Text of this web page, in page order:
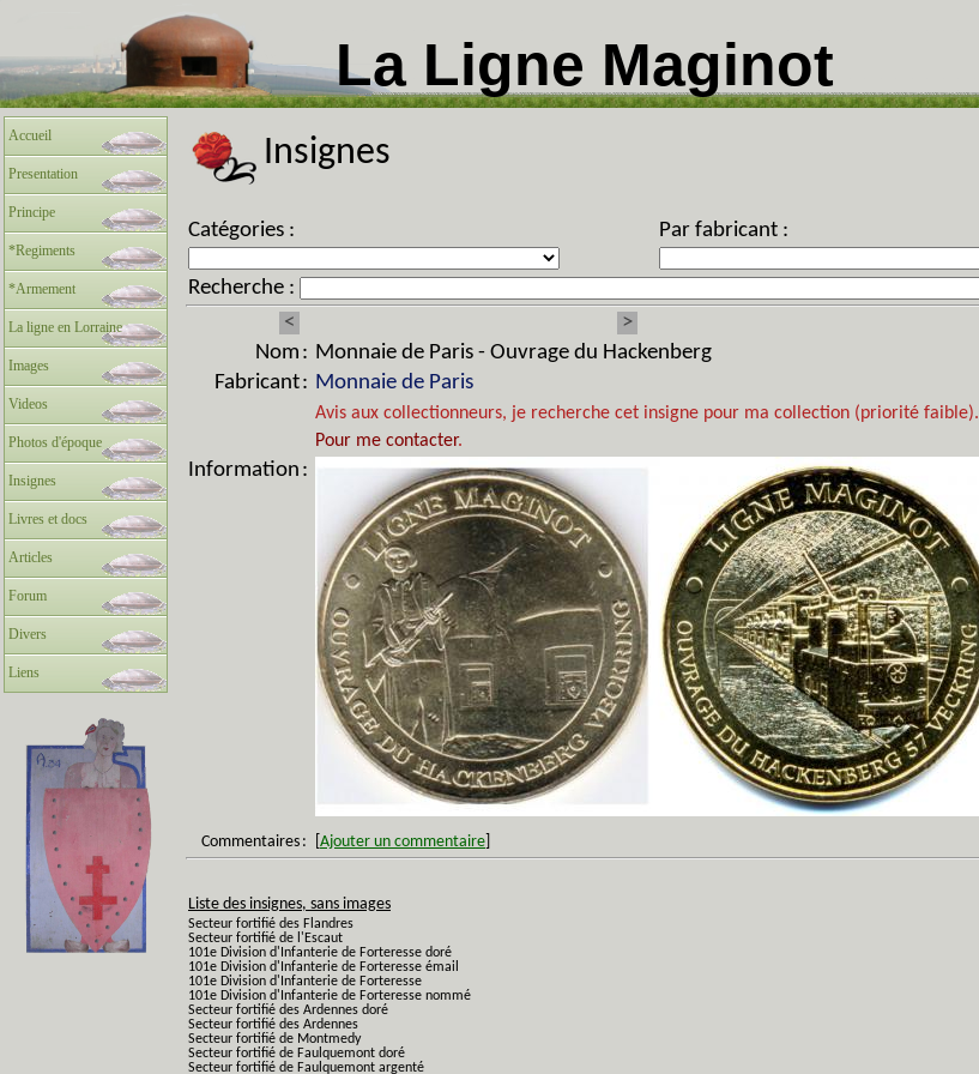
La Ligne Maginot
Accueil
Presentation
Principe
*Regiments
*Armement
La ligne en Lorraine
Images
Videos
Photos d'époque
Insignes
Livres et docs
Articles
Forum
Divers
Liens
Insignes
Catégories : Par fabricant :
Recherche :
<
>
Nom : Monnaie de Paris - Ouvrage du Hackenberg
Fabricant: Monnaie de Paris
Avis aux collectionneurs, je recherche cet insigne pour ma collection (priorité faible).
Pour me contacter.
Information :
Commentaires : Ajouter un commentaire
Liste des insignes, sans images
Secteur fortifié des Flandres
Secteur fortifié de l'Escaut
101e Division d'Infanterie de Forteresse doré
101e Division d'Infanterie de Forteresse émail
101e Division d'Infanterie de Forteresse
101e Division d'Infanterie de Forteresse nommé
Secteur fortifié des Ardennes doré
Secteur fortifié des Ardennes
Secteur fortifié de Montmedy
Secteur fortifié de Faulquemont doré
Secteur fortifié de Faulquemont argenté